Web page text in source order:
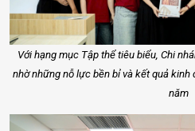
Với hạng mục Tập thể tiêu biểu, Chi
nhờ những nỗ lực bền bỉ và kết quả
năm